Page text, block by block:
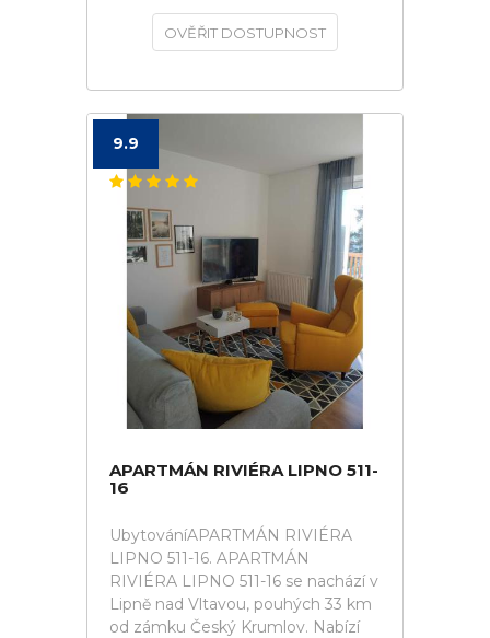
OVĚŘIT DOSTUPNOST
9.9
APARTMÁN RIVIÉRA LIPNO 511-
16
UbytováníAPARTMÁN RIVIÉRA
LIPNO 511-16. APARTMÁN
RIVIÉRA LIPNO 511-16 se nachází v
Lipně nad Vltavou, pouhých 33 km
od zámku Český Krumlov. Nabízí